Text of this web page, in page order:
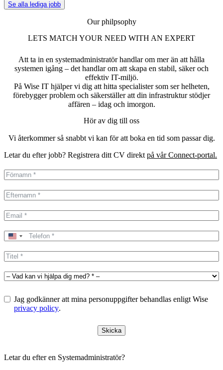
Se alla lediga jobb
Our philpsophy
LETS MATCH YOUR NEED WITH AN EXPERT
Att ta in en systemadministratör handlar om mer än att hålla
systemen igång – det handlar om att skapa en stabil, säker och
effektiv IT-miljö.
På Wise IT hjälper vi dig att hitta specialister som ser helheten,
förebygger problem och säkerställer att din infrastruktur stödjer
affären – idag och imorgon.
Hör av dig till oss
Vi återkommer så snabbt vi kan för att boka en tid som passar dig.
Letar du efter jobb? Registrera ditt CV direkt på vår Connect-portal.
United
+1
Jag godkänner att mina personuppgifter behandlas enligt Wise
privacy policy.
Skicka
Letar du efter en Systemadministratör?